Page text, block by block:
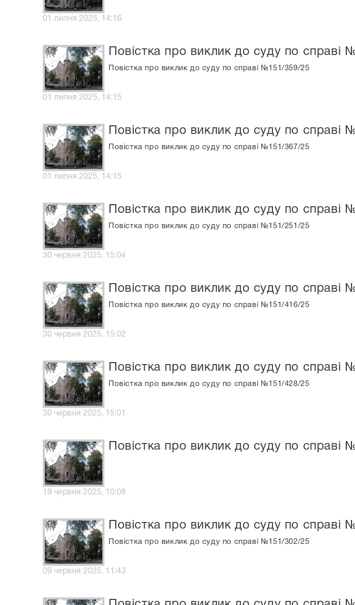
01 липня 2025, 14:16
Повістка про виклик до суду по справі
Повістка про виклик до суду по справі №151/359/25
01 липня 2025, 14:15
Повістка про виклик до суду по справі
Повістка про виклик до суду по справі №151/367/25
01 липня 2025, 14:15
Повістка про виклик до суду по справі
Повістка про виклик до суду по справі №151/251/25
30 червня 2025, 15:04
Повістка про виклик до суду по справі
Повістка про виклик до суду по справі №151/416/25
30 червня 2025, 15:02
Повістка про виклик до суду по справі
Повістка про виклик до суду по справі №151/428/25
30 червня 2025, 15:01
Повістка про виклик до суду по справі
19 червня 2025, 10:08
Повістка про виклик до суду по справі
Повістка про виклик до суду по справі №151/302/25
09 червня 2025, 11:43